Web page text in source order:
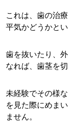
これは、歯の治
平気かどうかとい
歯を抜いたり、
なれば、歯茎を
未経験でその様
を見た際にめま
ません。